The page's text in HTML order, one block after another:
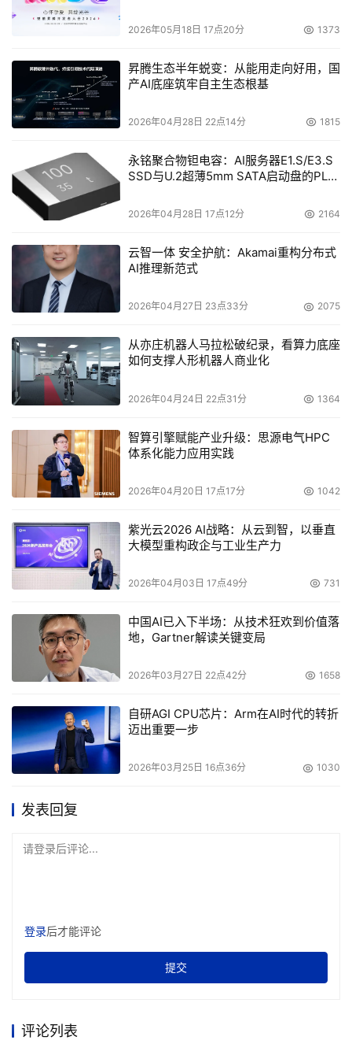
2026年05月18日 17点20分 1373
昇腾生态半年蜕变：从能用走向好用，国
产AI底座筑牢自主生态根基
2026年04月28日 22点14分 1815
永铭聚合物钽电容：AI服务器E1.S/E3.S
SSD与U.2超薄5mm SATA启动盘的PLP
2026年04月28日 17点12分 2164
云智一体 安全护航：Akamai重构分布式
AI推理新范式
2026年04月27日 23点33分 2075
从亦庄机器人马拉松破纪录，看算力底座
如何支撑人形机器人商业化
2026年04月24日 22点31分 1364
智算引擎赋能产业升级：思源电气HPC
体系化能力应用实践
2026年04月20日 17点17分 1042
紫光云2026 AI战略：从云到智，以垂直
大模型重构政企与工业生产力
2026年04月03日 17点49分 731
中国AI已入下半场：从技术狂欢到价值落
地，Gartner解读关键变局
2026年03月27日 22点42分 1658
自研AGI CPU芯片：Arm在AI时代的转折
迈出重要一步
2026年03月25日 16点36分 1030
发表回复
请登录后评论...
登录后才能评论
提交
评论列表